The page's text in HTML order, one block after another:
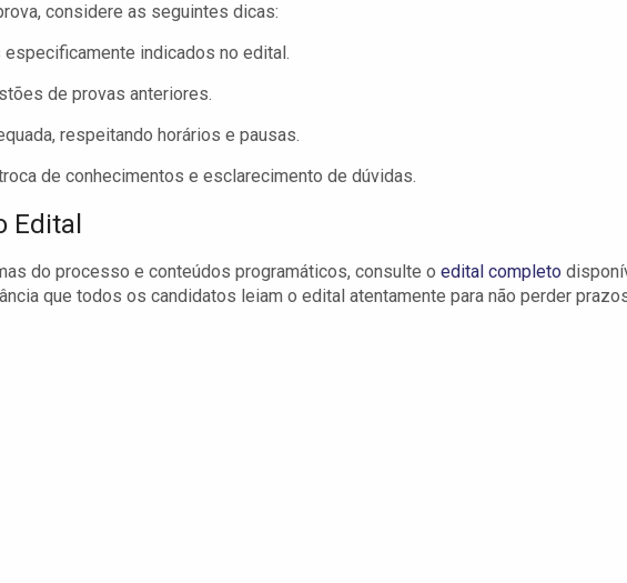
considere as seguintes dicas:
indicados no edital.
de provas anteriores.
respeitando horários e pausas.
de conhecimentos e esclarecimento de dúvidas.
Edital
do processo e conteúdos programáticos, consulte o edital completo
que todos os candidatos leiam o edital atentamente para não perder